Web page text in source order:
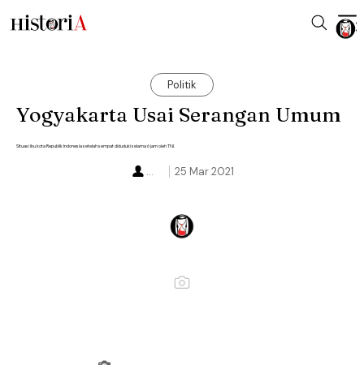
Politik
Yogyakarta Usai Serangan Umum
Situasi ibu kota Republik Indonesia setelah sempat diduduki selama 6 jam oleh TNI.
25 Mar 2021
...